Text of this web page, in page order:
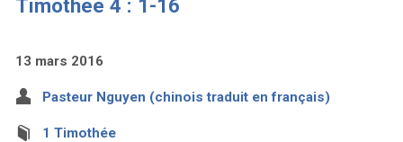
Timothée 4 : 1-16
13 mars 2016
Pasteur Nguyen (chinois traduit en français)
1 Timothée